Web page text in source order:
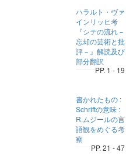
ハラルト・ヴァ
インリッヒ考
『シテの流れ－
忘却の芸術と批
評－』解読及び
部分翻訳
PP. 1 - 19
書かれたもの :
Schriftの意味 :
R.ムジールの言
語観をめぐる考
察
PP. 21 - 47